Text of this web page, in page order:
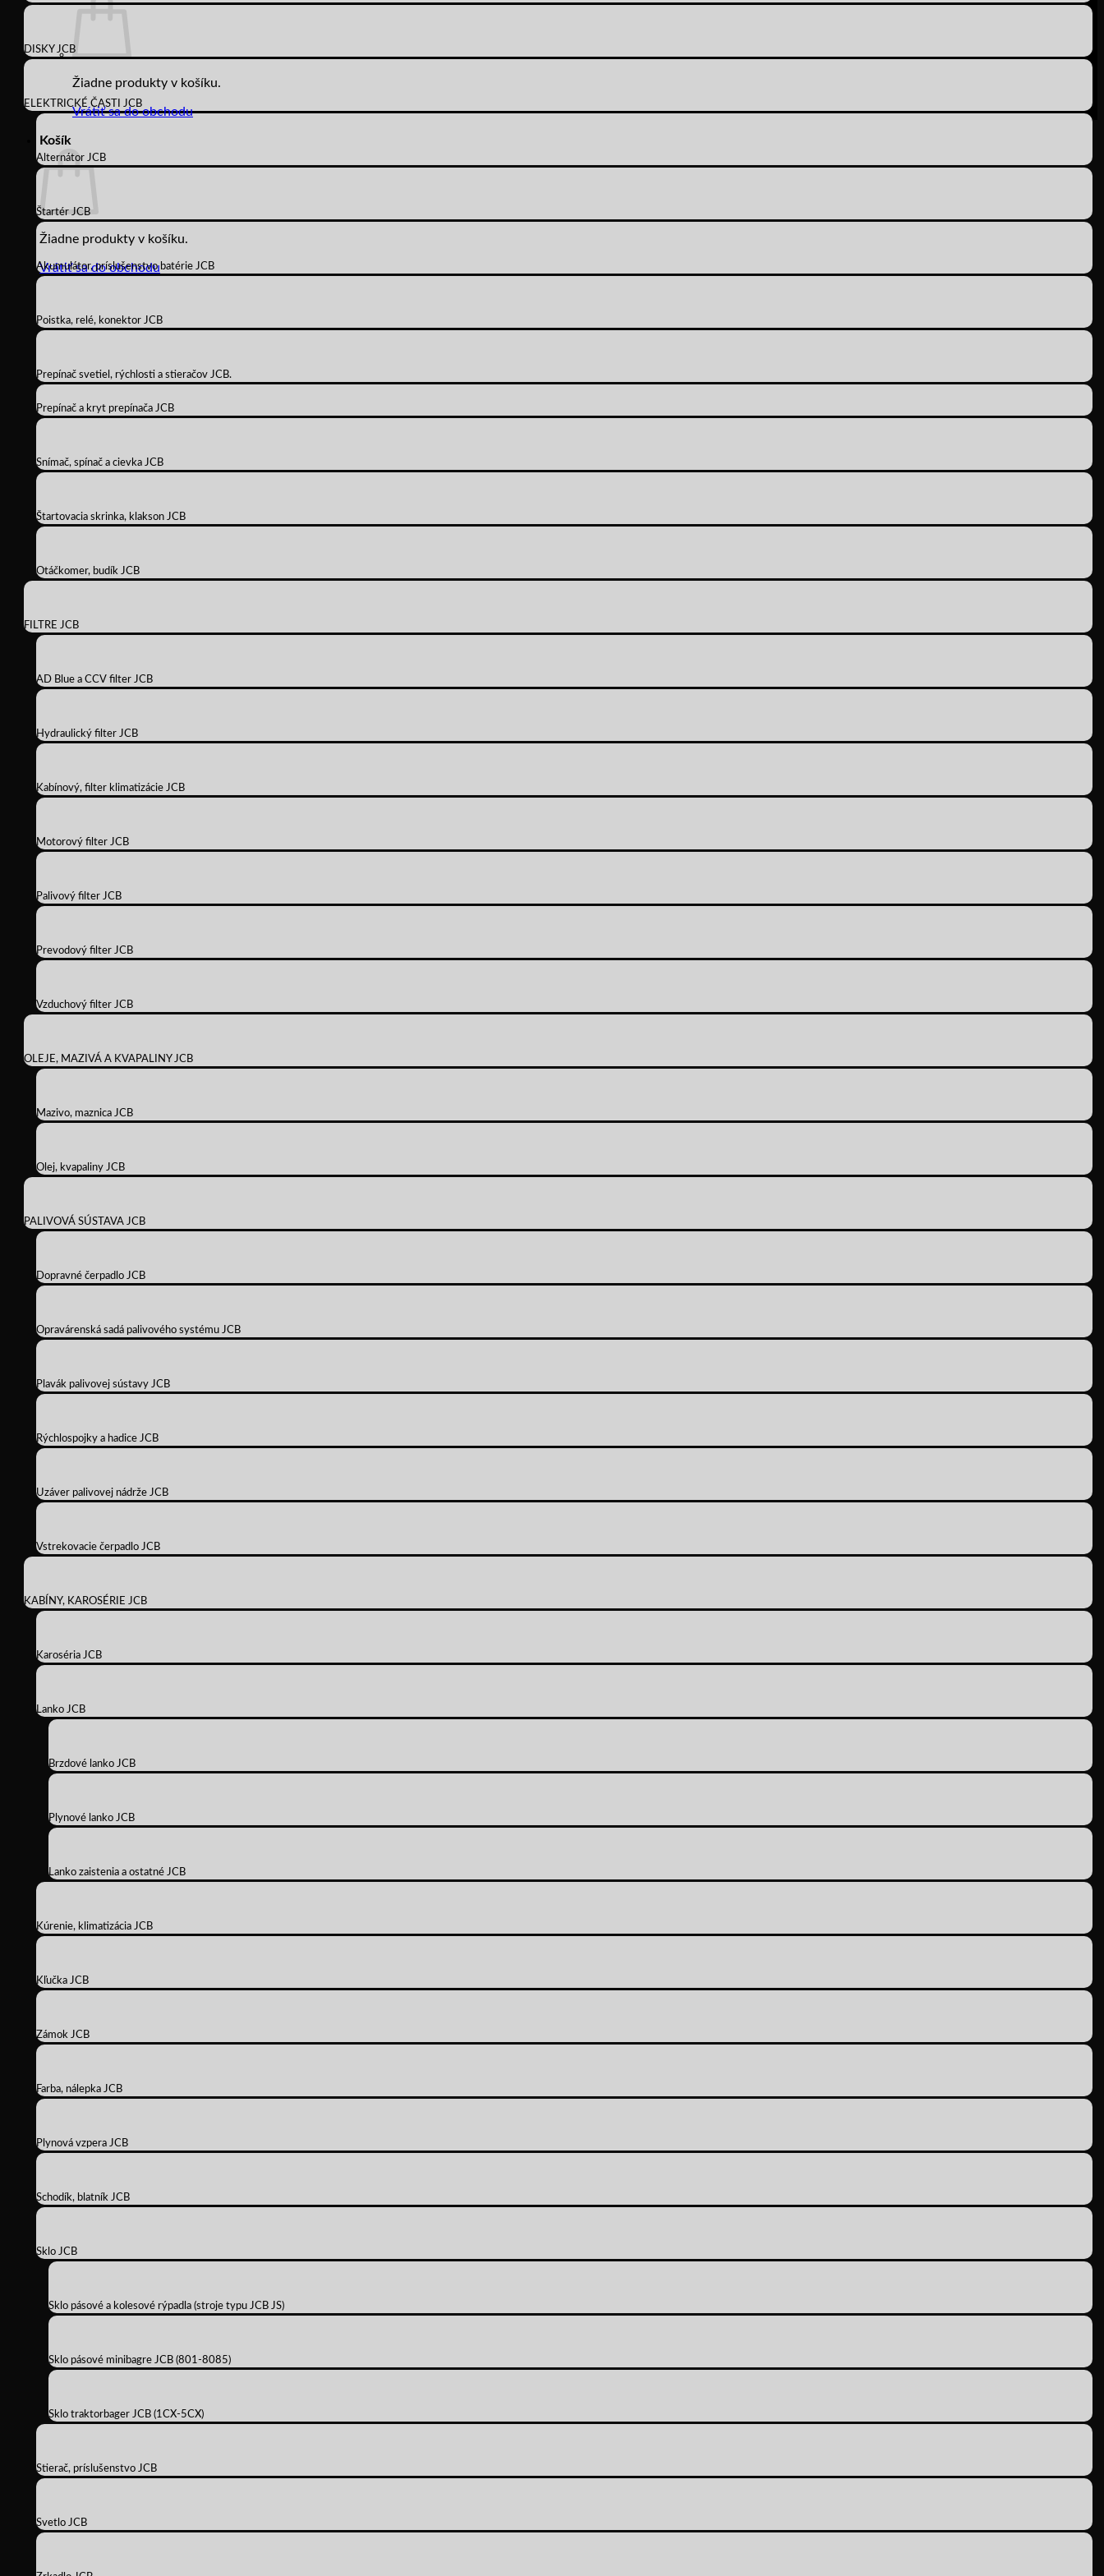
Žiadne produkty v košíku.
Vrátiť sa do obchodu
Košík
Žiadne produkty v košíku.
Vrátiť sa do obchodu
DISKY JCB
ELEKTRICKÉ ČASTI JCB
Alternátor JCB
Štartér JCB
Akumulátor, príslušenstvo batérie JCB
Poistka, relé, konektor JCB
Prepínač svetiel, rýchlosti a stieračov JCB.
Prepínač a kryt prepínača JCB
Snímač, spínač a cievka JCB
Štartovacia skrinka, klakson JCB
Otáčkomer, budík JCB
FILTRE JCB
AD Blue a CCV filter JCB
Hydraulický filter JCB
Kabínový, filter klimatizácie JCB
Motorový filter JCB
Palivový filter JCB
Prevodový filter JCB
Vzduchový filter JCB
OLEJE, MAZIVÁ A KVAPALINY JCB
Mazivo, maznica JCB
Olej, kvapaliny JCB
PALIVOVÁ SÚSTAVA JCB
Dopravné čerpadlo JCB
Opravárenská sadá palivového systému JCB
Plavák palivovej sústavy JCB
Rýchlospojky a hadice JCB
Uzáver palivovej nádrže JCB
Vstrekovacie čerpadlo JCB
KABÍNY, KAROSÉRIE JCB
Karoséria JCB
Lanko JCB
Brzdové lanko JCB
Plynové lanko JCB
Lanko zaistenia a ostatné JCB
Kúrenie, klimatizácia JCB
Kľučka JCB
Zámok JCB
Farba, nálepka JCB
Plynová vzpera JCB
Schodík, blatník JCB
Sklo JCB
Sklo pásové a kolesové rýpadla (stroje typu JCB JS)
Sklo pásové minibagre JCB (801-8085)
Sklo traktorbager JCB (1CX-5CX)
Stierač, príslušenstvo JCB
Svetlo JCB